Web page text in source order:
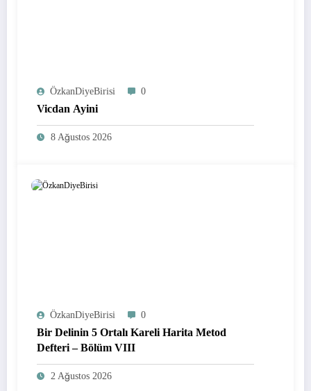
ÖzkanDiyeBirisi 0
Vicdan Ayini
8 Ağustos 2026
ÖzkanDiyeBirisi 0
Bir Delinin 5 Ortalı Kareli Harita Metod
Defteri – Bölüm VIII
2 Ağustos 2026